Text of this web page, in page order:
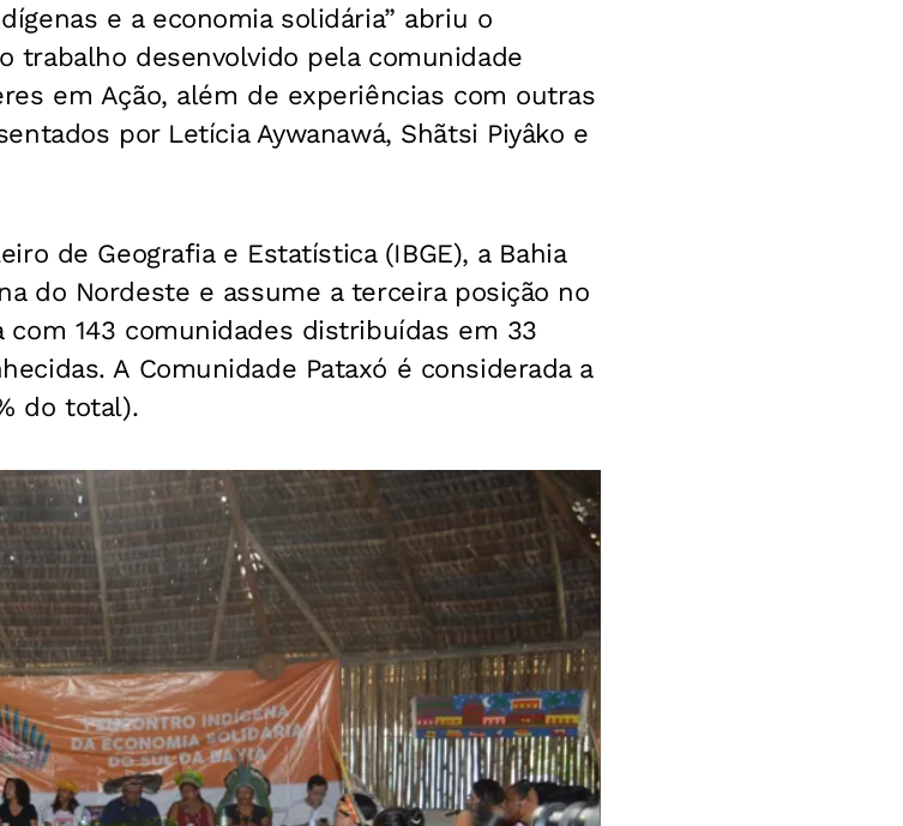
e a economia solidária” abriu o
trabalho desenvolvido pela comunidade
em Ação, além de experiências com outras
por Letícia Aywanawá, Shãtsi Piyâko e
de Geografia e Estatística (IBGE), a Bahia
do Nordeste e assume a terceira posição no
com 143 comunidades distribuídas em 33
A Comunidade Pataxó é considerada a
do total).